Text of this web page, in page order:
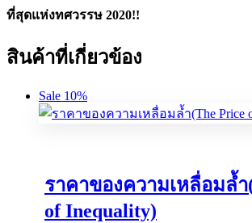
ที่สุดแห่งทศวรรษ 2020!!
สินค้าที่เกี่ยวข้อง
Sale 10%
ราคาของความเหลื่อมล้ำ
of Inequality)